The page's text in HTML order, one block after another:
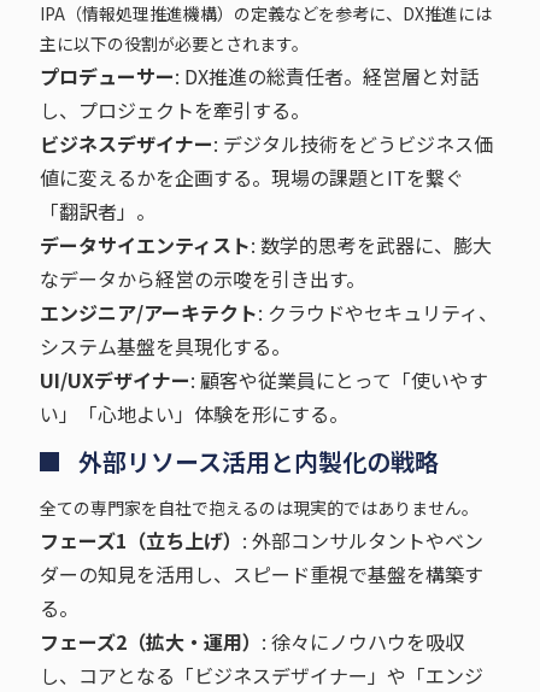
IPA（情報処理推進機構）の定義などを参考に、DX推進には
主に以下の役割が必要とされます。
プロデューサー: DX推進の総責任者。経営層と対話
し、プロジェクトを牽引する。
ビジネスデザイナー: デジタル技術をどうビジネス価
値に変えるかを企画する。現場の課題とITを繋ぐ
「翻訳者」。
データサイエンティスト: 数学的思考を武器に、膨大
なデータから経営の示唆を引き出す。
エンジニア/アーキテクト: クラウドやセキュリティ、
システム基盤を具現化する。
UI/UXデザイナー: 顧客や従業員にとって「使いやす
い」「心地よい」体験を形にする。
外部リソース活用と内製化の戦略
全ての専門家を自社で抱えるのは現実的ではありません。
フェーズ1（立ち上げ） : 外部コンサルタントやベン
ダーの知見を活用し、スピード重視で基盤を構築す
る。
フェーズ2（拡大・運用） : 徐々にノウハウを吸収
し、コアとなる「ビジネスデザイナー」や「エンジ